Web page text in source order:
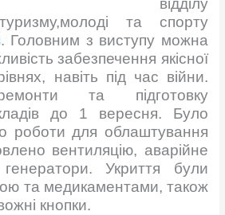
відділу
та спорту
. Головним з виступу можна
забезпечення якісної
навіть під час війни.
та підготовку
до 1 вересня. Було
роботи для облаштування
вентиляцію, аварійне
Укриття були
та медикаментами, також
кнопки.